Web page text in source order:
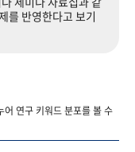
광장
를 반영한다고 보기
연구 키워드 분포를 볼 수